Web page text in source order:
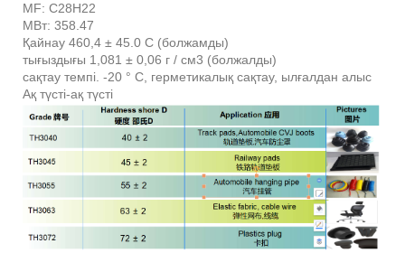
MF: C28H22
МВт: 358.47
Қайнау 460,4 ± 45.0 C (болжамды)
тығыздығы 1,081 ± 0,06 г / см3 (болжалды)
сақтау темпі. -20 ° C, герметикалық сақтау, ылғалдан алыс
Ақ түсті-ақ түсті